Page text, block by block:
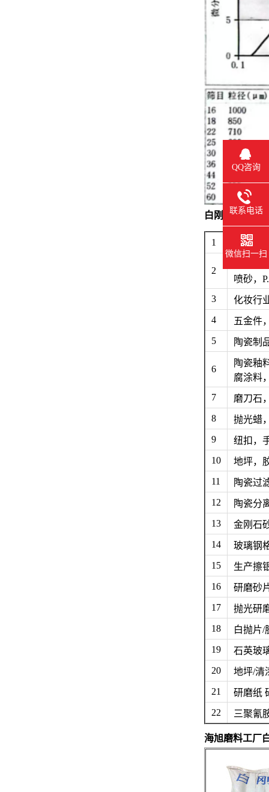
白刚玉主要用
1 耐火材
2
喷砂，
3
化妆行
4
五金件
5
陶瓷制
6
陶瓷釉
腐涂料
7
磨刀石
8
抛光蜡
9
纽扣，
10
地坪，
11
陶瓷过
12
陶瓷分
13
金刚石
14
玻璃钢
15
生产擦
16
研磨砂
17
抛光研
18
白抛片/
19
石英玻
20
地坪/清
21
研磨纸
22
三聚氰
海旭磨料工厂
QQ咨询
联系电话
微信扫一扫